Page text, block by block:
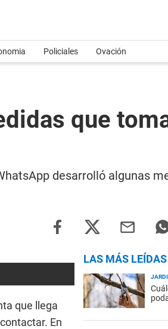
Policiales Ovación
que
desarrolló algunas
que llega
En
LAS MÁS LEÍDAS